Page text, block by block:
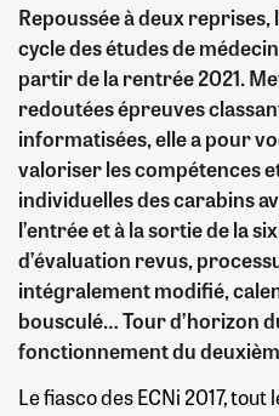
Repoussée à deux
cycle des études de
partir de la rentrée 2021.
redoutées épreuves
informatisées, elle a pour
valoriser les compétences
individuelles des carabins
l’entrée et à la sortie de la
d’évaluation revus,
intégralement modifié,
bousculé… Tour d’horizon
fonctionnement du
Le fiasco des ECNi 2017, tout